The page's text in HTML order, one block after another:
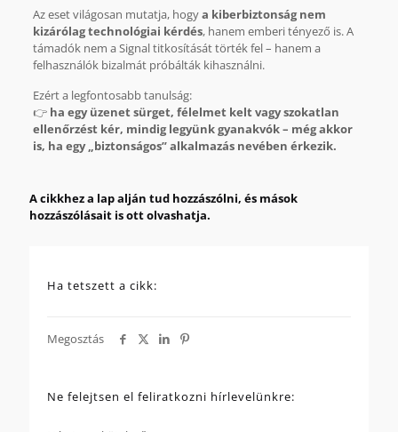
Az eset világosan mutatja, hogya kiberbiztonság nem
kizárólag technológiai kérdés, hanem emberi tényező is. A
támadók nem a Signal titkosítását törték fel – hanem a
felhasználók bizalmát próbálták kihasználni.
Ezért a legfontosabb tanulság:
👉 ha egy üzenet sürget, félelmet kelt vagy szokatlan
ellenőrzést kér, mindig legyünk gyanakvók – még akkor
is, ha egy „biztonságos” alkalmazás nevében érkezik.
A cikkhez a lap alján tud hozzászólni, és mások
hozzászólásait is ott olvashatja.
Ha tetszett a cikk:
Megosztás
Ne felejtsen el feliratkozni hírlevelünkre: